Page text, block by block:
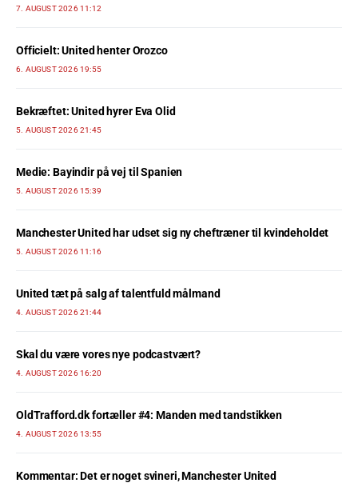
7. AUGUST 2026 11:12
Officielt: United henter Orozco
6. AUGUST 2026 19:55
Bekræftet: United hyrer Eva Olid
5. AUGUST 2026 21:45
Medie: Bayindir på vej til Spanien
5. AUGUST 2026 15:39
Manchester United har udset sig ny cheftræner til kvindeholdet
5. AUGUST 2026 11:16
United tæt på salg af talentfuld målmand
4. AUGUST 2026 21:44
Skal du være vores nye podcastvært?
4. AUGUST 2026 16:20
OldTrafford.dk fortæller #4: Manden med tandstikken
4. AUGUST 2026 13:55
Kommentar: Det er noget svineri, Manchester United